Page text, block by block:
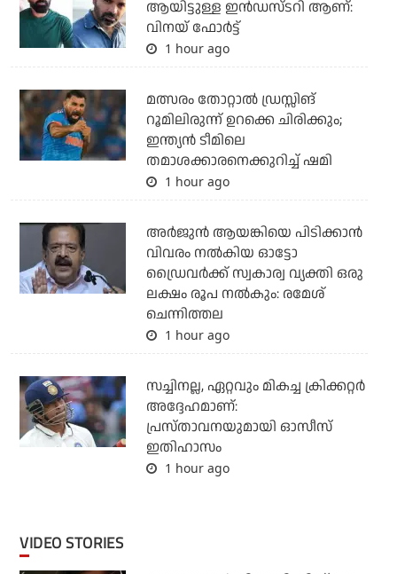
ആയിട്ടുള്ള ഇൻഡസ്ടറി ആണ്:
വിനയ് ഫോർട്ട്
1 hour ago
മത്സരം തോറ്റാല്‍ ഡ്രസ്സിങ്
റൂമിലിരുന്ന് ഉറക്കെ ചിരിക്കും;
ഇന്ത്യന്‍ ടീമിലെ
തമാശക്കാരനെക്കുറിച്ച് ഷമി
1 hour ago
അര്‍ജുന്‍ ആയങ്കിയെ പിടിക്കാന്‍
വിവരം നല്‍കിയ ഓട്ടോ
ഡ്രൈവര്‍ക്ക് സ്വകാര്വ വ്യക്തി ഒരു
ലക്ഷം രൂപ നല്‍കും: രമേശ്
ചെന്നിത്തല
1 hour ago
സച്ചിനല്ല, ഏറ്റവും മികച്ച ക്രിക്കറ്റര്‍
അദ്ദേഹമാണ്:
പ്രസ്താവനയുമായി ഓസീസ്
ഇതിഹാസം
1 hour ago
VIDEO STORIES